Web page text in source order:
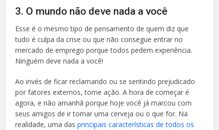
3. O mundo não deve nada a você
Esse é o mesmo tipo de pensamento de quem diz que
tudo é culpa da crise ou que não consegue entrar no
mercado de emprego porque todos pedem experiência.
Ninguém deve nada a você!
Ao invés de ficar reclamando ou se sentindo prejudicado
por fatores externos, tome ação. A hora de começar é
agora, e não amanhã porque hoje você já marcou com
seus amigos de ir tomar uma cerveja ou o que for. Na
realidade, uma dasprincipais características de todos os